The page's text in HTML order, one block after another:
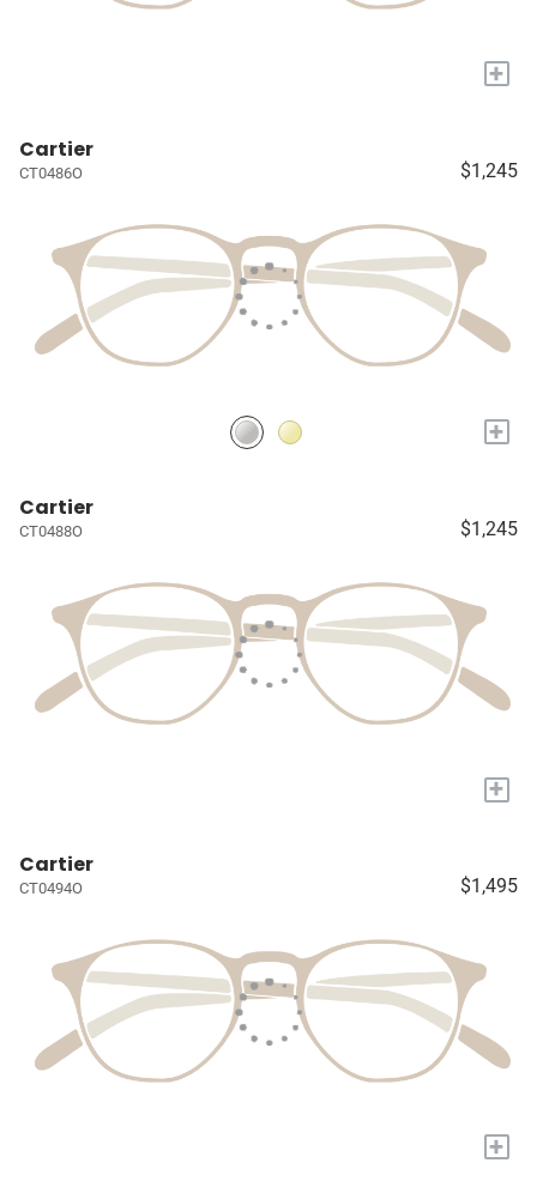
+
Cartier
CT0486O $1,245
+
Cartier
CT0488O $1,245
+
Cartier
CT0494O $1,495
+